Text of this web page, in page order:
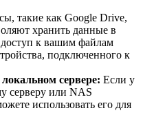
такие как Google Drive,
хранить данные в
доступ к вашим файлам
подключенного к
сервере: Если у
серверу или NAS
использовать его для